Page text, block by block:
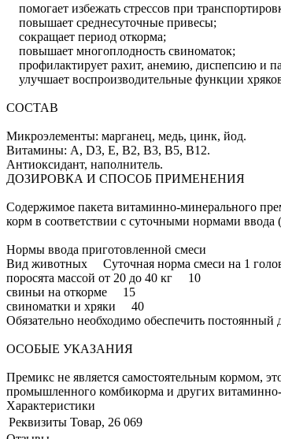
помогает избежать стрессов при
повышает среднесуточные привесы;
сокращает период откорма;
повышает многоплодность свиноматок;
профилактирует рахит, анемию, диспепсию и
улучшает воспроизводительные функции
СОСТАВ
Микроэлементы: марганец, медь, цинк, йод.
Витамины: А, D3, Е, В2, В3, В5, В12.
Антиоксидант, наполнитель.
ДОЗИРОВКА И СПОСОБ ПРИМЕНЕНИЯ
Содержимое пакета витаминно-минерального
корм в соответствии с суточными нормами
Нормы ввода приготовленной смеси
Вид животных Суточная норма смеси на 1
поросята массой от 20 до 40 кг 10
свиньи на откорме 15
свиноматки и хряки 40
Обязательно необходимо обеспечить
ОСОБЫЕ УКАЗАНИЯ
Премикс не является самостоятельным кормом,
промышленного комбикорма и других
Характеристики
Реквизиты Товар, 26 069